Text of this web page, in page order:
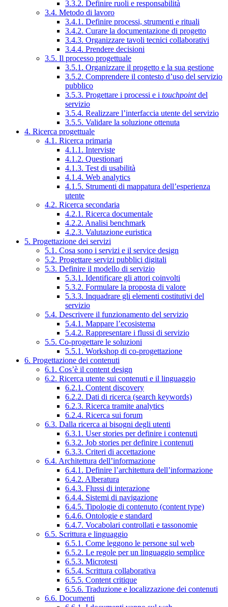
3.3.2. Definire ruoli e responsabilità
3.4. Metodo di lavoro
3.4.1. Definire processi, strumenti e rituali
3.4.2. Curare la documentazione di progetto
3.4.3. Organizzare tavoli tecnici collaborativi
3.4.4. Prendere decisioni
3.5. Il processo progettuale
3.5.1. Organizzare il progetto e la sua gestione
3.5.2. Comprendere il contesto d’uso del servizio
pubblico
3.5.3. Progettare i processi e i touchpointdel
servizio
3.5.4. Realizzare l’interfaccia utente del servizio
3.5.5. Validare la soluzione ottenuta
4. Ricerca progettuale
4.1. Ricerca primaria
4.1.1. Interviste
4.1.2. Questionari
4.1.3. Test di usabilità
4.1.4. Web analytics
4.1.5. Strumenti di mappatura dell’esperienza
utente
4.2. Ricerca secondaria
4.2.1. Ricerca documentale
4.2.2. Analisi benchmark
4.2.3. Valutazione euristica
5. Progettazione dei servizi
5.1. Cosa sono i servizi e il service design
5.2. Progettare servizi pubblici digitali
5.3. Definire il modello di servizio
5.3.1. Identificare gli attori coinvolti
5.3.2. Formulare la proposta di valore
5.3.3. Inquadrare gli elementi costitutivi del
servizio
5.4. Descrivere il funzionamento del servizio
5.4.1. Mappare l’ecosistema
5.4.2. Rappresentare i flussi di servizio
5.5. Co-progettare le soluzioni
5.5.1. Workshop di co-progettazione
6. Progettazione dei contenuti
6.1. Cos’è il content design
6.2. Ricerca utente sui contenuti e il linguaggio
6.2.1. Content discovery
6.2.2. Dati di ricerca (search keywords)
6.2.3. Ricerca tramite analytics
6.2.4. Ricerca sui forum
6.3. Dalla ricerca ai bisogni degli utenti
6.3.1. User stories per definire i contenuti
6.3.2. Job stories per definire i contenuti
6.3.3. Criteri di accettazione
6.4. Architettura dell’informazione
6.4.1. Definire l’architettura dell’informazione
6.4.2. Alberatura
6.4.3. Flussi di interazione
6.4.4. Sistemi di navigazione
6.4.5. Tipologie di contenuto (content type)
6.4.6. Ontologie e standard
6.4.7. Vocabolari controllati e tassonomie
6.5. Scrittura e linguaggio
6.5.1. Come leggono le persone sul web
6.5.2. Le regole per un linguaggio semplice
6.5.3. Microtesti
6.5.4. Scrittura collaborativa
6.5.5. Content critique
6.5.6. Traduzione e localizzazione dei contenuti
6.6. Documenti